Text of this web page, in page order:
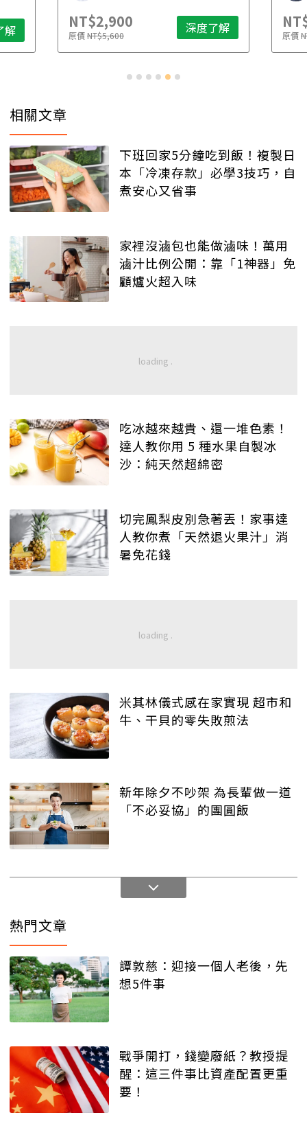
解 NT$2,900
原價NT$5,600 深度了解 原價
相關文章
下班回家5分鐘吃到飯！複製日
本「冷凍存款」必學3技巧，自
煮安心又省事
家裡沒滷包也能做滷味！萬用
滷汁比例公開：靠「1神器」免
顧爐火超入味
吃冰越來越貴、還一堆色素！
達人教你用 5 種水果自製冰
沙：純天然超綿密
切完鳳梨皮別急著丟！家事達
人教你煮「天然退火果汁」消
暑免花錢
米其林儀式感在家實現 超市和
牛、干貝的零失敗煎法
新年除夕不吵架 為長輩做一道
「不必妥協」的團圓飯
熱門文章
譚敦慈：迎接一個人老後，先
想5件事
戰爭開打，錢變廢紙？教授提
醒：這三件事比資產配置更重
要！